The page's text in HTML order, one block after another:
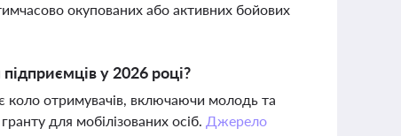
окупованих або активних бойових
у 2026 році?
отримувачів, включаючи молодь та
для мобілізованих осіб. Джерело